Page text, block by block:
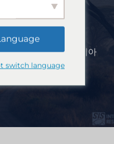
조사
카 시장 조사-탄자니아
switch language